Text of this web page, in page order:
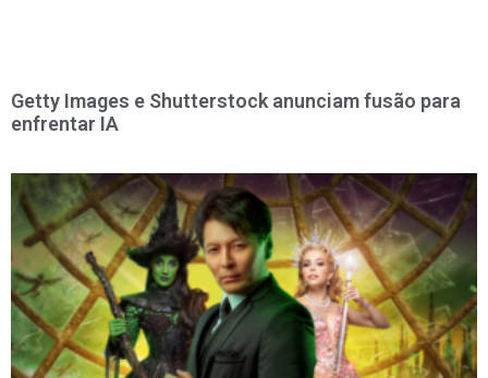
Getty Images e Shutterstock anunciam fusão para
enfrentar IA